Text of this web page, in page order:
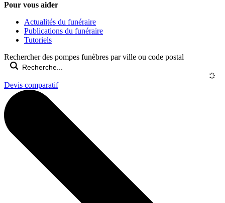
Pour vous aider
Actualités du funéraire
Publications du funéraire
Tutoriels
Rechercher des pompes funèbres par ville ou code postal
Devis comparatif